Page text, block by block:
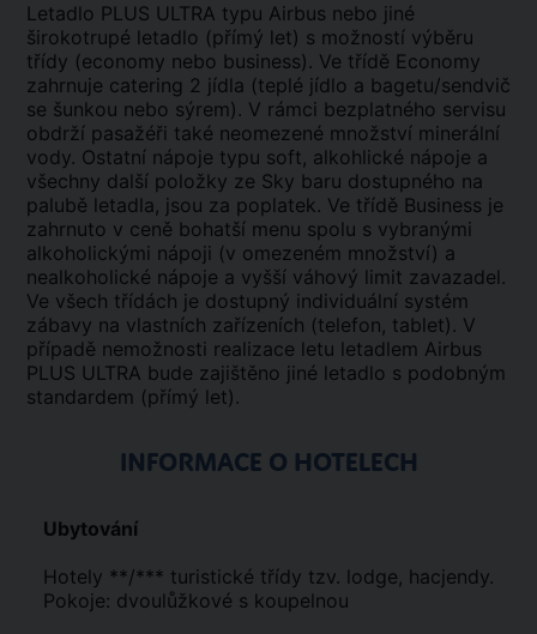
Letadlo PLUS ULTRA typu Airbus nebo jiné
širokotrupé letadlo (přímý let) s možností výběru
třídy (economy nebo business). Ve třídě Economy
zahrnuje catering 2 jídla (teplé jídlo a bagetu/sendvič
se šunkou nebo sýrem). V rámci bezplatného servisu
obdrží pasažéři také neomezené množství minerální
vody. Ostatní nápoje typu soft, alkohlické nápoje a
všechny další položky ze Sky baru dostupného na
palubě letadla, jsou za poplatek. Ve třídě Business je
zahrnuto v ceně bohatší menu spolu s vybranými
alkoholickými nápoji (v omezeném množství) a
nealkoholické nápoje a vyšší váhový limit zavazadel.
Ve všech třídách je dostupný individuální systém
zábavy na vlastních zařízeních (telefon, tablet). V
případě nemožnosti realizace letu letadlem Airbus
PLUS ULTRA bude zajištěno jiné letadlo s podobným
standardem (přímý let).
INFORMACE O HOTELECH
Ubytování
Hotely **/*** turistické třídy tzv. lodge, hacjendy.
Pokoje: dvoulůžkové s koupelnou